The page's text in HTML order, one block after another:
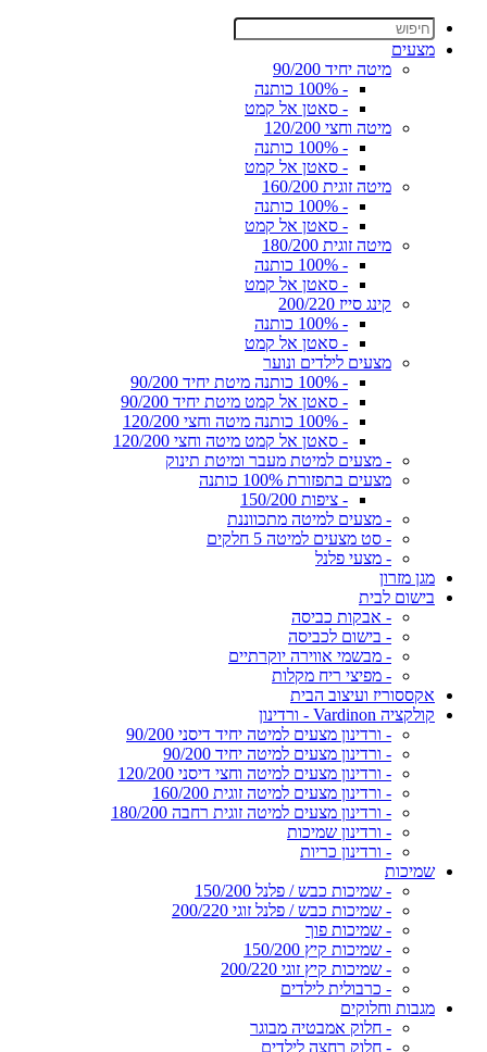
מצעים
מיטה יחיד 90/200
- 100% כותנה
- סאטן אל קמט
מיטה וחצי 120/200
- 100% כותנה
- סאטן אל קמט
מיטה זוגית 160/200
- 100% כותנה
- סאטן אל קמט
מיטה זוגית 180/200
- 100% כותנה
- סאטן אל קמט
קינג סייז 200/220
- 100% כותנה
- סאטן אל קמט
מצעים לילדים ונוער
- 100% כותנה מיטת יחיד 90/200
- סאטן אל קמט מיטת יחיד 90/200
- 100% כותנה מיטה וחצי 120/200
- סאטן אל קמט מיטה וחצי 120/200
- מצעים למיטת מעבר ומיטת תינוק
מצעים בתפזורת 100% כותנה
- ציפות 150/200
- מצעים למיטה מתכווננת
- סט מצעים למיטה 5 חלקים
- מצעי פלנל
מגן מזרון
בישום לבית
- אבקות כביסה
- בישום לכביסה
- מבשמי אווירה יוקרתיים
- מפיצי ריח מקלות
אקססוריז ועיצוב הבית
קולקציה Vardinon - ורדינון
- ורדינון מצעים למיטה יחיד דיסני 90/200
- ורדינון מצעים למיטה יחיד 90/200
- ורדינון מצעים למיטה וחצי דיסני 120/200
- ורדינון מצעים למיטה זוגית 160/200
- ורדינון מצעים למיטה זוגית רחבה 180/200
- ורדינון שמיכות
- ורדינון כריות
שמיכות
- שמיכות כבש / פלנל 150/200
- שמיכות כבש / פלנל זוגי 200/220
- שמיכות פוך
- שמיכות קיץ 150/200
- שמיכות קיץ זוגי 200/220
- כרבולית לילדים
מגבות וחלוקים
- חלוק אמבטיה מבוגר
- חלוק רחצה לילדים